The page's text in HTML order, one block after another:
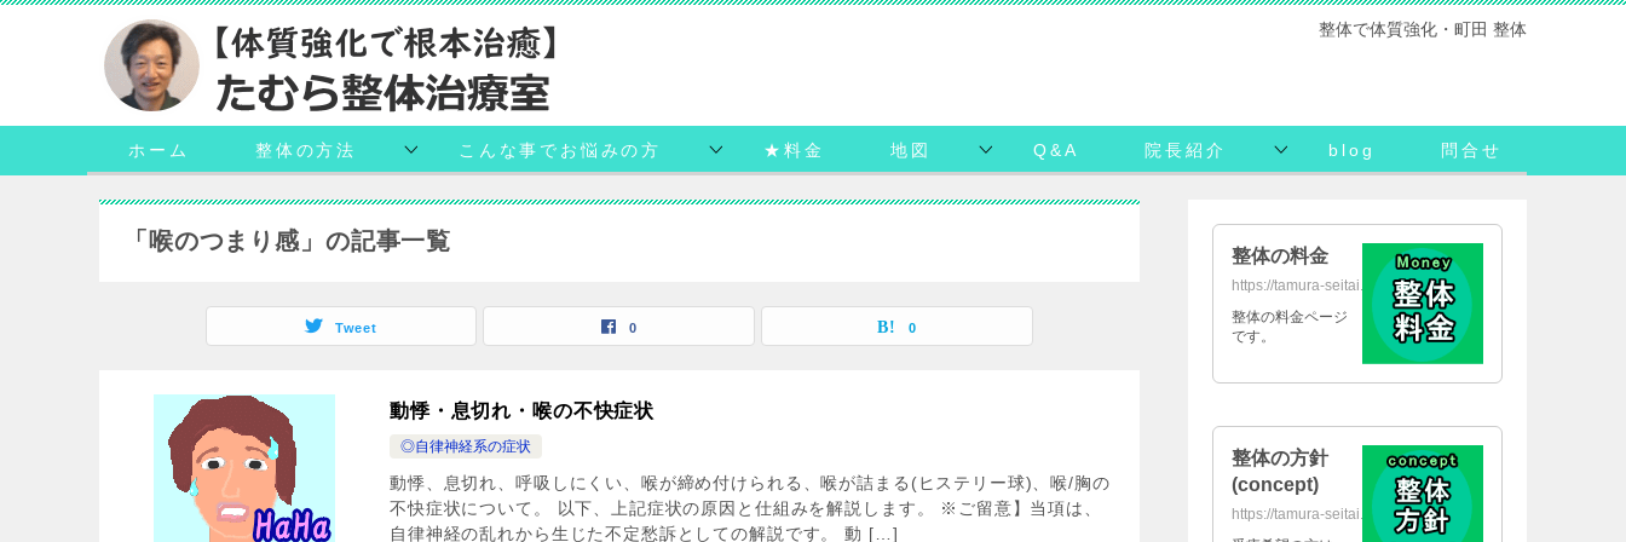
整体で体質強化・町田 整体
ホーム 整体の方法 こんな事でお悩みの方 ★料金 地図 Q&A 院長紹介 blog 問合せ
「喉のつまり感」の記事一覧
Tweet 0 0
動悸・息切れ・喉の不快症状
◎自律神経系の症状
動悸、息切れ、呼吸しにくい、喉が締め付けられる、喉が詰まる(ヒステリー球)、喉/胸の
不快症状について。 以下、上記症状の原因と仕組みを解説します。 ※ご留意】当項は、
自律神経の乱れから生じた不定愁訴としての解説です。 動 […]
整体の料金
https://tamura-seitai.net/daikin/
整体の料金ページ
です。
整体の方針
(concept)
https://tamura-seitai.net/concept/